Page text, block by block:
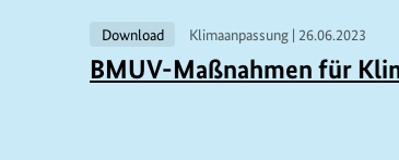
V
e
Download Klimaanpassung | 26.06.2023
BMUV-Maßnahmen für